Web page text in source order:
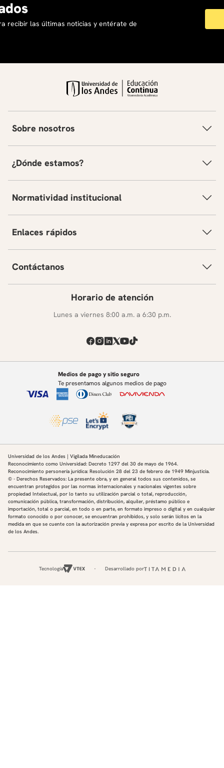
recibir las últimas noticias y entérate de
Sobre nosotros
¿Dónde estamos?
Normatividad institucional
Enlaces rápidos
Contáctanos
Horario de atención
Lunes a viernes 8:00 a.m. a 6:30 p.m.
Medios de pago y sitio seguro
Te presentamos algunos medios de pago
Universidad de los Andes | Vigilada Mineducación
Reconocimiento como Universidad: Decreto 1297 del 30 de mayo de 1964.
Reconocimiento personería jurídica: Resolución 28 del 23 de febrero de 1949 Minjusticia.
© - Derechos Reservados: La presente obra, y en general todos sus contenidos, se
encuentran protegidos por las normas internacionales y nacionales vigentes sobre
propiedad Intelectual, por lo tanto su utilización parcial o total, reproducción,
comunicación pública, transformación, distribución, alquiler, préstamo público e
importación, total o parcial, en todo o en parte, en formato impreso o digital y en cualquier
formato conocido o por conocer, se encuentran prohibidos, y solo serán lícitos en la
medida en que se cuente con la autorización previa y expresa por escrito de la Universidad
de los Andes.
Tecnología Desarrollado por